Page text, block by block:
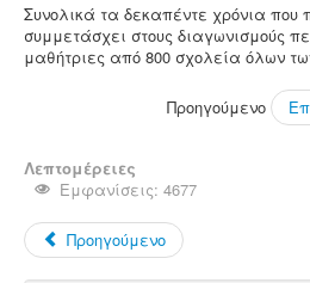
Συνολικά τα δεκαπέντε χρόνια που
συμμετάσχει στους διαγωνισμούς
μαθήτριες από 800 σχολεία όλων
Προηγούμενο
Λεπτομέρειες
Εμφανίσεις: 4677
Προηγούμενο